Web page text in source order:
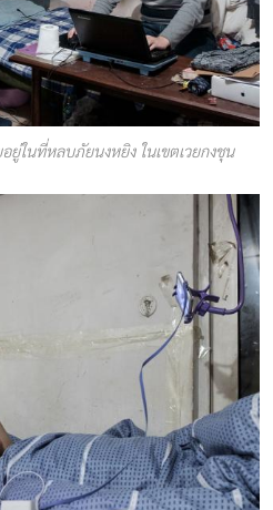
ในที่หลบภัยนงหยิง ในเขตเวยกงชุน